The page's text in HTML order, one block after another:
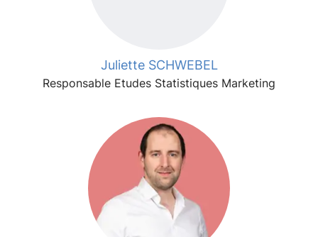
Juliette SCHWEBEL
Responsable Etudes Statistiques Marketing